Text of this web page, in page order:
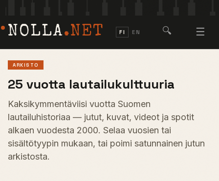
NOLLA.NET FI EN 🔍 ☰
ARKISTO
25 vuotta lautailukulttuuria
Kaksikymmentäviisi vuotta Suomen
lautailuhistoriaa — jutut, kuvat, videot ja spotit
alkaen vuodesta 2000. Selaa vuosien tai
sisältötyypin mukaan, tai poimi satunnainen jutun
arkistosta.